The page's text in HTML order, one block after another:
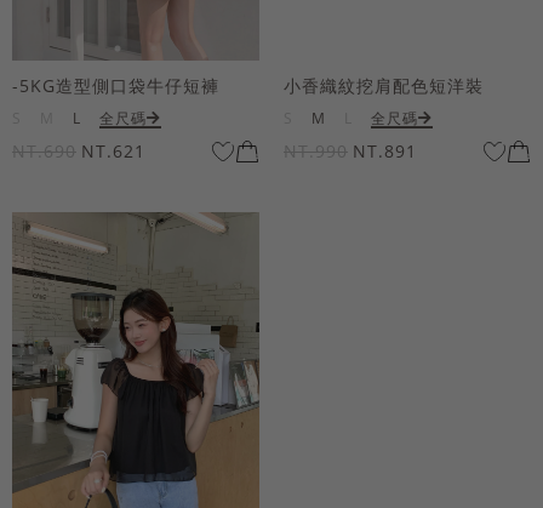
-5KG造型側口袋牛仔短褲
L 全尺碼
NT.690 NT.621
小香織紋挖肩配色短洋裝
M 全尺碼
NT.990 NT.891